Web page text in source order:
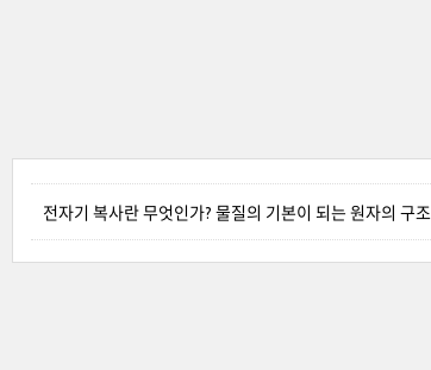
전자기 복사란 무엇인가? 물질의 기본이 되는 원자의 구조